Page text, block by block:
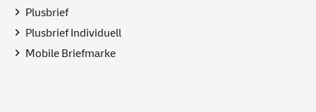
Plusbrief
Plusbrief Individuell
Mobile Briefmarke